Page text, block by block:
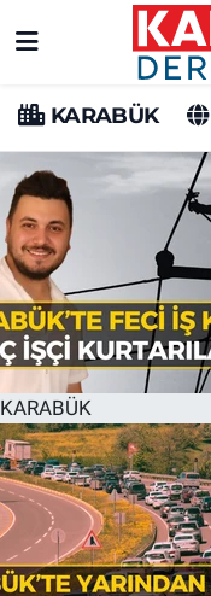
KARABÜK
KARABÜK
Karabük Hava
Karabük Trafik
Süper Lig
Tüm Manşetler
Son Dakika
Haber Arşivi